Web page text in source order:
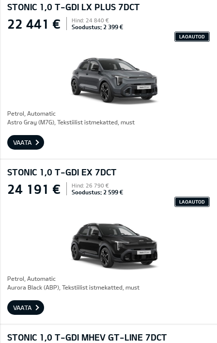
STONIC 1,0 T-GDI LX PLUS 7DCT
22 441 € Hind: 24 840 €
Soodustus: 2 399 €
LAOAUTOD
Petrol, Automatic
Astro Gray (M7G), Tekstiilist istmekatted, must
VAATA
STONIC 1,0 T-GDI EX 7DCT
24 191 € Hind: 26 790 €
Soodustus: 2 599 €
LAOAUTOD
Petrol, Automatic
Aurora Black (ABP), Tekstiilist istmekatted, must
VAATA
STONIC 1,0 T-GDI MHEV GT-LINE 7DCT